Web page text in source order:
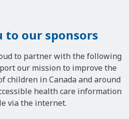
to our sponsors
to partner with the following
our mission to improve the
children in Canada and around
health care information
via the internet.